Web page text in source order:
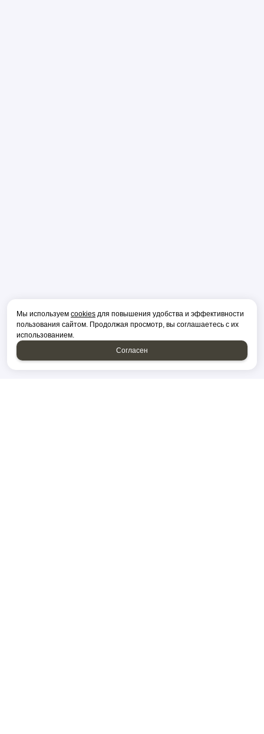
Мы используем cookies для повышения удобства и эффективности
пользования сайтом. Продолжая просмотр, вы соглашаетесь с их
использованием.
Согласен